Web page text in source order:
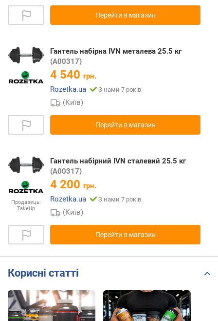
Перейти в магазин
Гантель набірна IVN металева 25.5 кг
(A00317)
4 540 грн.
Rozetka.ua
З нами 7 років
(Київ)
Перейти в магазин
Продавець:
TakeUp
Гантель набірний IVN сталевий 25.5 кг
(A00317)
4 200 грн.
Rozetka.ua
З нами 7 років
(Київ)
Перейти в магазин
Корисні статті